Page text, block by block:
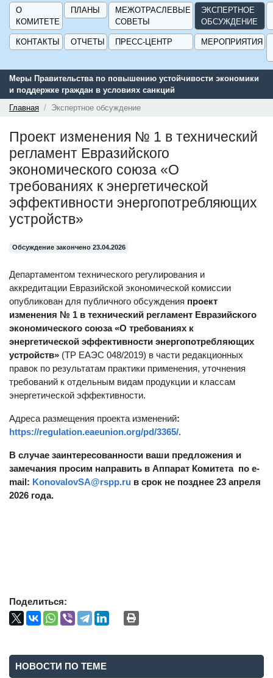
О
КОМИТЕТЕ
ПЛАНЫ
МЕЖОТРАСЛЕВЫЕ
СОВЕТЫ
ЭКСПЕРТНОЕ
ОБСУЖДЕНИЕ
КОНТАКТЫ ОТЧЕТЫ ПРЕСС-ЦЕНТР МЕРОПРИЯТИЯ
Меры Правительства по повышению устойчивости экономики
и поддержке граждан в условиях санкций
Главная
Экспертное обсуждение
Проект изменения № 1 в технический
регламент Евразийского
экономического союза «О
требованиях к энергетической
эффективности энергопотребляющих
устройств»
Обсуждение закончено 23.04.2026
Департаментом технического регулирования и
аккредитации Евразийской экономической комиссии
опубликован для публичного обсуждения проект
изменения № 1 в технический регламент Евразийского
экономического союза «О требованиях к
энергетической эффективности энергопотребляющих
устройств» (ТР ЕАЭС 048/2019) в части редакционных
правок по результатам практики применения, уточнения
требований к отдельным видам продукции и классам
энергетической эффективности.
Адреса размещения проекта изменений:
https://regulation.eaeunion.org/pd/3365/.
В случае заинтересованности ваши предложения и
замечания просим направить в Аппарат Комитета по e-
mail: KonovalovSA@rspp.ru в срок не позднее 23 апреля
2026 года.
Поделиться:
НОВОСТИ ПО ТЕМЕ